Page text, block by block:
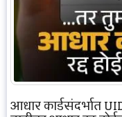
आधार कार्डसंदर्भात